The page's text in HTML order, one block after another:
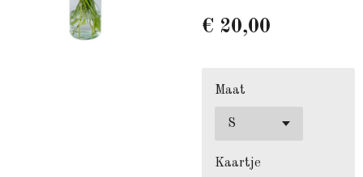
€ 20,00
Maat
Kaartje